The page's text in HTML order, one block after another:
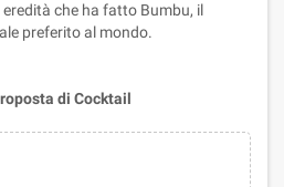
che ha fatto Bumbu, il
preferito al mondo.
di Cocktail